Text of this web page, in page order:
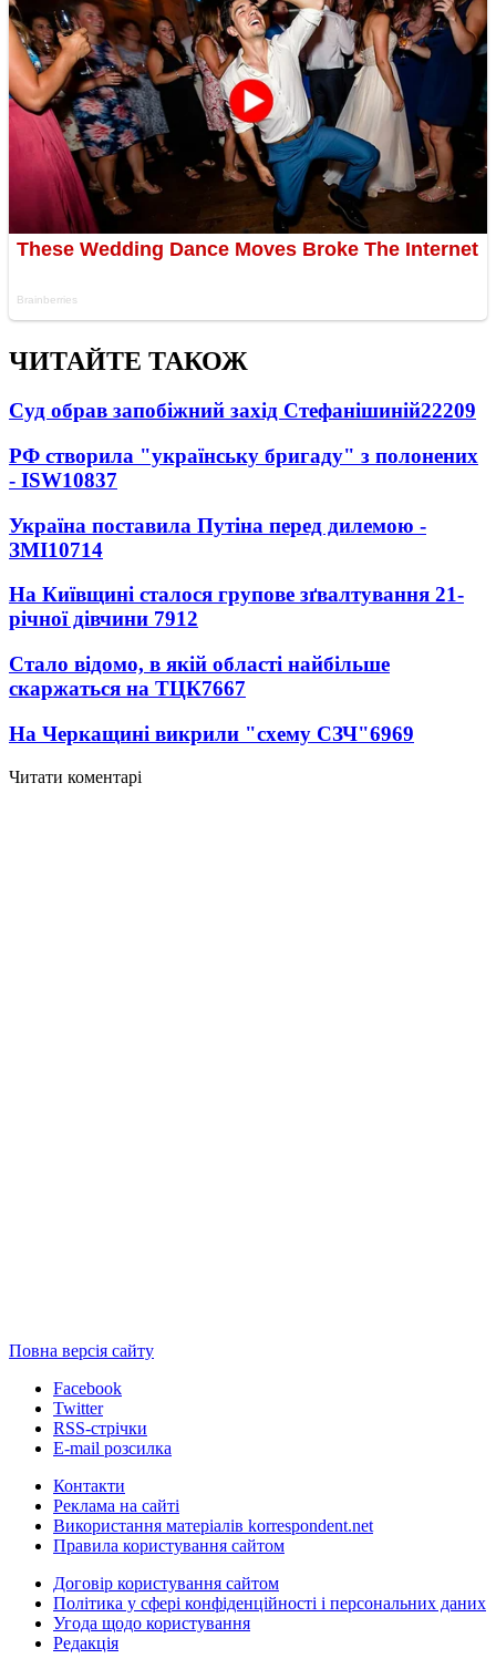
ЧИТАЙТЕ ТАКОЖ
Суд обрав запобіжний захід Стефанішиній22209
РФ створила "українську бригаду" з полонених
- ISW10837
Україна поставила Путіна перед дилемою -
ЗМІ10714
На Київщині сталося групове зґвалтування 21-
річної дівчини 7912
Стало відомо, в якій області найбільше
скаржаться на ТЦК7667
На Черкащині викрили "схему СЗЧ"6969
Читати коментарі
Повна версія сайту
Facebook
Twitter
RSS-стрічки
E-mail розсилка
Контакти
Реклама на сайті
Використання матеріалів korrespondent.net
Правила користування сайтом
Договір користування сайтом
Політика у сфері конфіденційності і персональних даних
Угода щодо користування
Редакція